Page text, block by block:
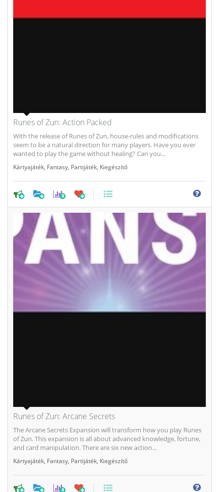
Runes of Zun: Action Packed
With the release of Runes of Zun, house-rules and modifications
seem to be a natural direction for many players. Have you ever
wanted to play the game without healing? Can you...
Kártyajáték Fantasy Partijáték Kiegészítő
0
Runes of Zun: Arcane Secrets
The Arcane Secrets Expansion will transform how you play Runes
of Zun. This expansion is all about advanced knowledge, fortune,
and card manipulation. There are six new action...
Kártyajáték Fantasy Partijáték Kiegészítő
0